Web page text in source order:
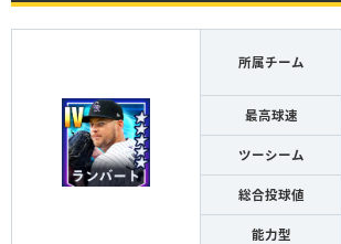
所属チーム
最高球速
ツーシーム
総合投球値
能力型